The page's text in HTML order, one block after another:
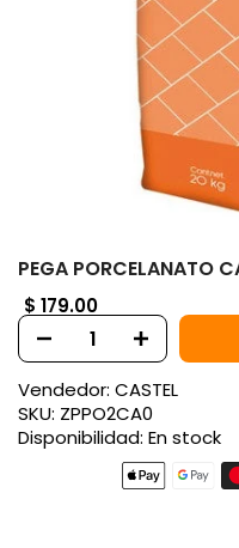
PEGA PORCELANATO
$ 179.00
Vendedor: CASTEL
SKU: ZPPO2CA0
Disponibilidad: En stock